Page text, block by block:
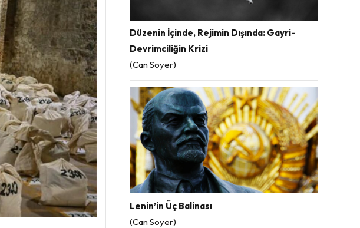
Düzenin İçinde, Rejimin Dışında: Gayri-
Devrimciliğin Krizi
(Can Soyer)
Lenin’in Üç Balinası
(Can Soyer)